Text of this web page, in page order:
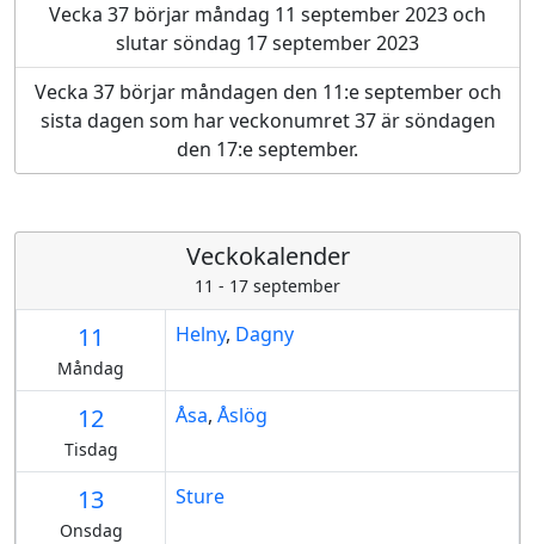
Vecka 37 börjar måndag 11 september 2023 och
slutar söndag 17 september 2023
Vecka 37 börjar måndagen den 11:e september och
sista dagen som har veckonumret 37 är söndagen
den 17:e september.
Veckokalender
11 - 17 september
11
Måndag
Helny, Dagny
12
Tisdag
Åsa, Åslög
13
Onsdag
Sture